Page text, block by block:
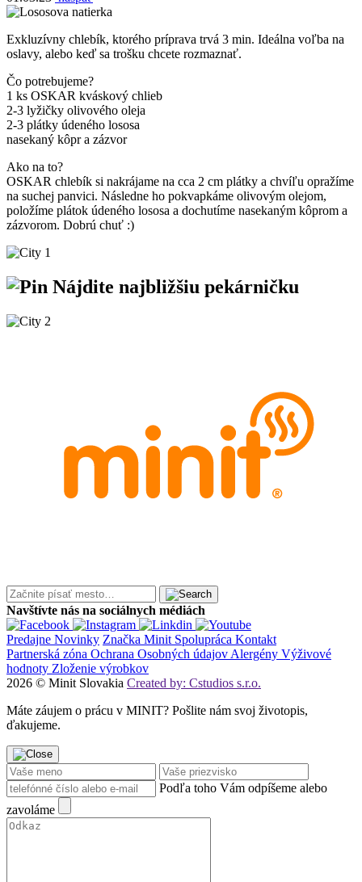
Exkluzívny chlebík, ktorého príprava trvá 3 min. Ideálna voľba na
oslavy, alebo keď sa trošku chcete rozmaznať.
Čo potrebujeme?
1 ks OSKAR kváskový chlieb
2-3 lyžičky olivového oleja
2-3 plátky údeného lososa
nasekaný kôpr a zázvor
Ako na to?
OSKAR chlebík si nakrájame na cca 2 cm plátky a chvíľu opražíme
na suchej panvici. Následne ho pokvapkáme olivovým olejom,
položíme plátok údeného lososa a dochutíme nasekaným kôprom a
zázvorom. Dobrú chuť :)
Nájdite najbližšiu pekárničku
Navštívte nás na sociálnych médiách
Predajne Novinky Značka Minit Spolupráca Kontakt
Partnerská zóna Ochrana Osobných údajov Alergény Výživové
hodnoty Zloženie výrobkov
2026 © Minit Slovakia Created by: Cstudios s.r.o.
Máte záujem o prácu v MINIT? Pošlite nám svoj životopis,
ďakujeme.
Podľa toho Vám odpíšeme alebo
zavoláme